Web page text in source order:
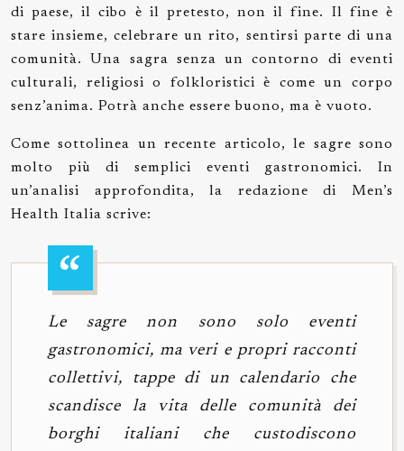
di paese, il cibo è il pretesto, non il fine. Il fine è
stare insieme, celebrare un rito, sentirsi parte di una
comunità. Una sagra senza un contorno di eventi
culturali, religiosi o folkloristici è come un corpo
senz’anima. Potrà anche essere buono, ma è vuoto.
Come sottolinea un recente articolo, le sagre sono
molto più di semplici eventi gastronomici. In
un’analisi approfondita, la redazione di Men’s
Health Italia scrive:
Le sagre non sono solo eventi
gastronomici, ma veri e propri racconti
collettivi, tappe di un calendario che
scandisce la vita delle comunità dei
borghi italiani che custodiscono